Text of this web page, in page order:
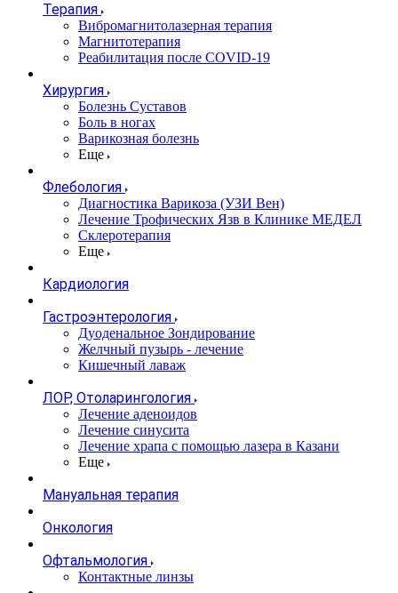
Терапия
Вибромагнитолазерная терапия
Магнитотерапия
Реабилитация после COVID-19
Хирургия
Болезнь Суставов
Боль в ногах
Варикозная болезнь
Еще
Флебология
Диагностика Варикоза (УЗИ Вен)
Лечение Трофических Язв в Клинике МЕДЕЛ
Склеротерапия
Еще
Кардиология
Гастроэнтерология
Дуоденальное Зондирование
Желчный пузырь - лечение
Кишечный лаваж
ЛОР, Отоларингология
Лечение аденоидов
Лечение синусита
Лечение храпа с помощью лазера в Казани
Еще
Мануальная терапия
Онкология
Офтальмология
Контактные линзы